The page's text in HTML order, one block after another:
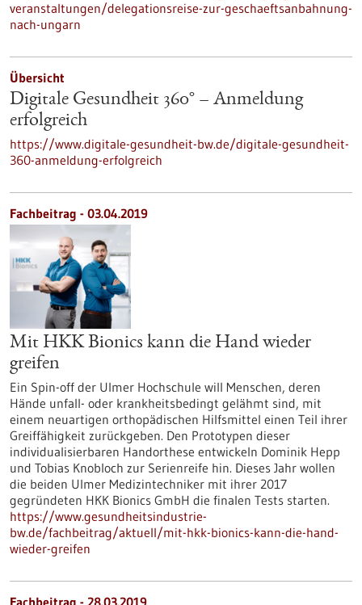
veranstaltungen/delegationsreise-zur-geschaeftsanbahnung-
nach-ungarn
Übersicht
Digitale Gesundheit 360° – Anmeldung
erfolgreich
https://www.digitale-gesundheit-bw.de/digitale-gesundheit-
360-anmeldung-erfolgreich
Fachbeitrag - 03.04.2019
Mit HKK Bionics kann die Hand wieder
greifen
Ein Spin-off der Ulmer Hochschule will Menschen, deren
Hände unfall- oder krankheitsbedingt gelähmt sind, mit
einem neuartigen orthopädischen Hilfsmittel einen Teil ihrer
Greiffähigkeit zurückgeben. Den Prototypen dieser
individualisierbaren Handorthese entwickeln Dominik Hepp
und Tobias Knobloch zur Serienreife hin. Dieses Jahr wollen
die beiden Ulmer Medizintechniker mit ihrer 2017
gegründeten HKK Bionics GmbH die finalen Tests starten.
https://www.gesundheitsindustrie-
bw.de/fachbeitrag/aktuell/mit-hkk-bionics-kann-die-hand-
wieder-greifen
Fachbeitrag - 28.03.2019